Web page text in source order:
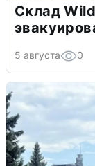
Склад
5 августа 0